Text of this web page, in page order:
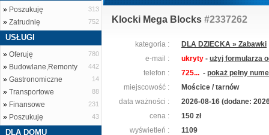
» Poszukuję 313
» Zatrudnię 752
USŁUGI
» Oferuję 780
» Budowlane,Remonty 442
» Gastronomiczne 14
» Transportowe 88
» Finansowe 231
» Poszukuję 43
DLA DOMU
Klocki Mega Blocks #2337262
kategoria :
DLA DZIECKA » Zabawki
e-mail :
ukryty - użyj formularza
telefon :
725... - pokaż pełny
miejscowość :
Mościce / tarnów
data ważności :
2026-08-16 (dodane:
cena :
150 zł
wyświetleń :
1109